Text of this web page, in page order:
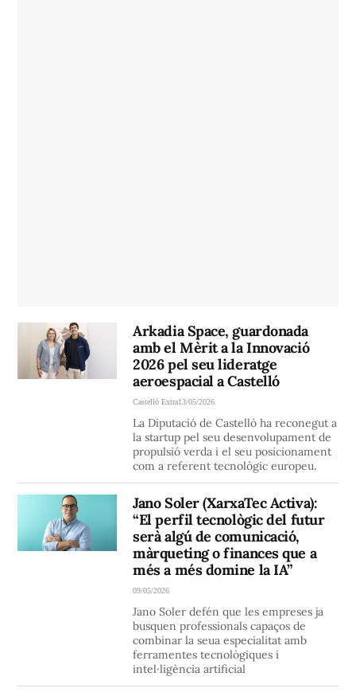
Arkadia Space, guardonada
amb el Mèrit a la Innovació
2026 pel seu lideratge
aeroespacial a Castelló
Castelló Extra13/05/2026
La Diputació de Castelló ha reconegut a
la startup pel seu desenvolupament de
propulsió verda i el seu posicionament
com a referent tecnològic europeu.
Jano Soler (XarxaTec Activa):
“El perfil tecnològic del futur
serà algú de comunicació,
màrqueting o finances que a
més a més domine la IA”
09/05/2026
Jano Soler defén que les empreses ja
busquen professionals capaços de
combinar la seua especialitat amb
ferramentes tecnològiques i
intel·ligència artificial